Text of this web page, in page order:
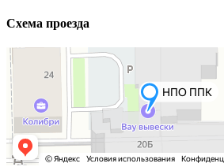
Схема проезда